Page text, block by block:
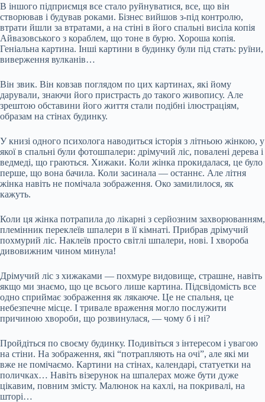
В іншого підприємця все стало руйнуватися, все, що він
створював і будував роками. Бізнес вийшов з-під контролю,
втрати йшли за втратами, а на стіні в його спальні висіла копія
Айвазовського з кораблем, що тоне в бурю. Хороша копія.
Геніальна картина. Інші картини в будинку були під стать: руїни,
виверження вулканів…
Він звик. Він ковзав поглядом по цих картинах, які йому
дарували, знаючи його пристрасть до такого живопису. Але
зрештою обставини його життя стали подібні ілюстраціям,
образам на стінах будинку.
У книзі одного психолога наводиться історія з літньою жінкою, у
якої в спальні були фотошпалери: дрімучий ліс, повалені дерева і
ведмеді, що граються. Хижаки. Коли жінка прокидалася, це було
перше, що вона бачила. Коли засинала — останнє. Але літня
жінка навіть не помічала зображення. Око замилилося, як
кажуть.
Коли ця жінка потрапила до лікарні з серйозним захворюванням,
племінник переклеїв шпалери в її кімнаті. Прибрав дрімучий
похмурий ліс. Наклеїв просто світлі шпалери, нові. І хвороба
дивовижним чином минула!
Дрімучий ліс з хижаками — похмуре видовище, страшне, навіть
якщо ми знаємо, що це всього лише картина. Підсвідомість все
одно сприймає зображення як лякаюче. Це не спальня, це
небезпечне місце. І тривале враження могло послужити
причиною хвороби, що розвинулася, — чому б і ні?
Пройдіться по своєму будинку. Подивіться з інтересом і увагою
на стіни. На зображення, які “потрапляють на очі”, але які ми
вже не помічаємо. Картини на стінах, календарі, статуетки на
поличках… Навіть візерунок на шпалерах може бути дуже
цікавим, повним змісту. Малюнок на кахлі, на покривалі, на
шторі…